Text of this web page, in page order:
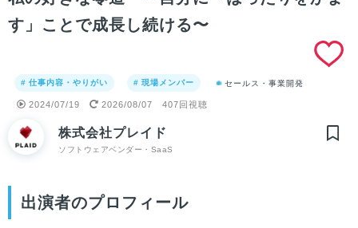
す」ことで成長し続ける〜
# 仕事内容・やりがい # 現場メンバー セールス・事業開発
2024/07/19 2026/08/07 407回視聴
株式会社プレイド
ソフトウェアベンダー・SaaS
出演者のプロフィール